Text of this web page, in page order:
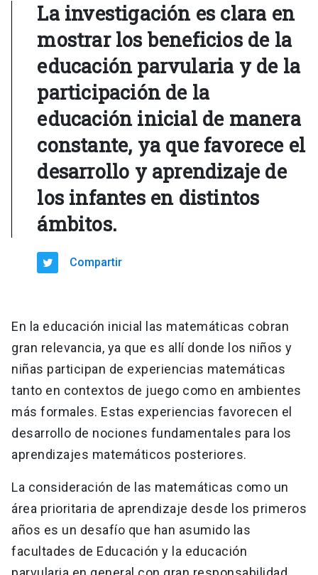
La investigación es clara en
mostrar los beneficios de la
educación parvularia y de la
participación de la
educación inicial de manera
constante, ya que favorece el
desarrollo y aprendizaje de
los infantes en distintos
ámbitos.
Compartir
En la educación inicial las matemáticas cobran
gran relevancia, ya que es allí donde los niños y
niñas participan de experiencias matemáticas
tanto en contextos de juego como en ambientes
más formales. Estas experiencias favorecen el
desarrollo de nociones fundamentales para los
aprendizajes matemáticos posteriores.
La consideración de las matemáticas como un
área prioritaria de aprendizaje desde los primeros
años es un desafío que han asumido las
facultades de Educación y la educación